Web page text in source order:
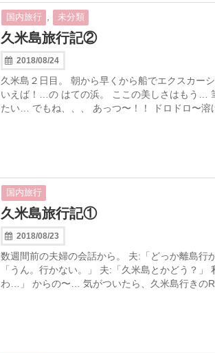
国内旅行 , 未分類
久米島旅行記②
2018/08/24
久米島２日目。 朝から早くから船でエクスカー
いえば！…の はての浜。 ここの美しさはもう…
たい… でもね、、、 あっつ〜！！ ドロドロ〜溶
国内旅行
久米島旅行記①
2018/08/23
数週間前の夫婦の会話から。 夫:「どっか離島行
「うん。行かない。」 夫:「久米島とかどう？」
わ…」 からの〜… 気がついたら、久米島行きの